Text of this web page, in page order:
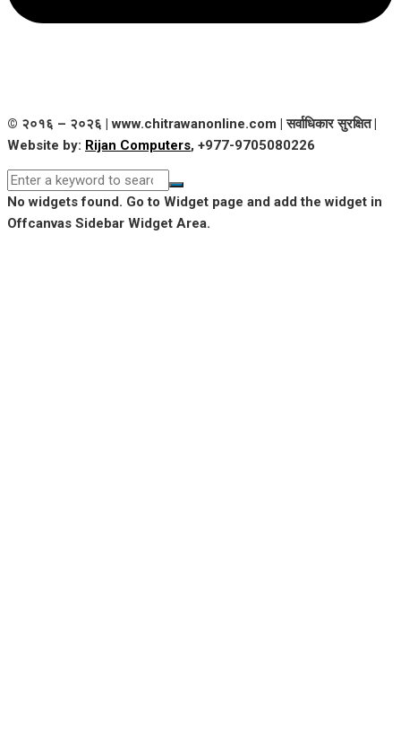
© २०१६ – २०२६ | www.chitrawanonline.com | सर्वाधिकार सुरक्षित |
Website by: Rijan Computers, +977-9705080226
No widgets found. Go to Widget page and add the widget in
Offcanvas Sidebar Widget Area.